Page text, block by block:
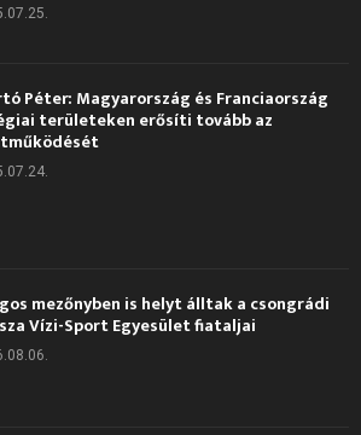
Péter: Magyarország és Franciaország
területeken erősíti tovább az
mezőnyben is helyt álltak a csongrádi
Vízi-Sport Egyesület fiataljai